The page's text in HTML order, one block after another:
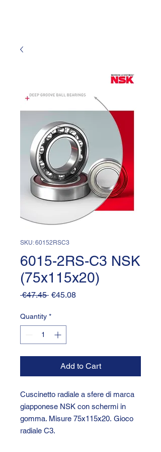
SKU: 60152RSC3
6015-2RS-C3 NSK
(75x115x20)
€47.45 Regular
€45.08Sale
Quantity *
Add to Cart
Cuscinetto radiale a sfere di marca
giapponese NSK con schermi in
gomma. Misure 75x115x20. Gioco
radiale C3.